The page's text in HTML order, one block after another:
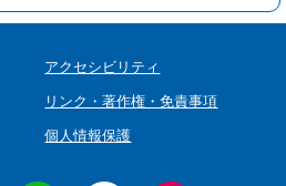
アクセシビリティ
リンク・著作権・免責事項
個人情報保護